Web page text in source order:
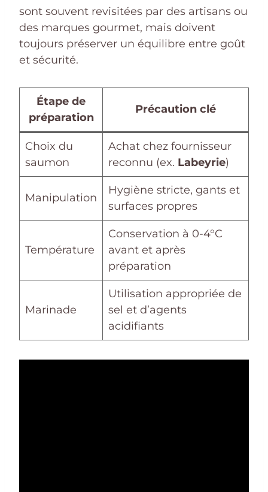
sont souvent revisitées par des artisans ou
des marques gourmet, mais doivent
toujours préserver un équilibre entre goût
et sécurité.
Étape de
préparation
Précaution clé
Choix du
saumon
Achat chez fournisseur
reconnu (ex. Labeyrie)
Manipulation
Hygiène stricte, gants et
surfaces propres
Température
Conservation à 0-4°C
avant et après
préparation
Marinade
Utilisation appropriée de
sel et d’agents
acidifiants